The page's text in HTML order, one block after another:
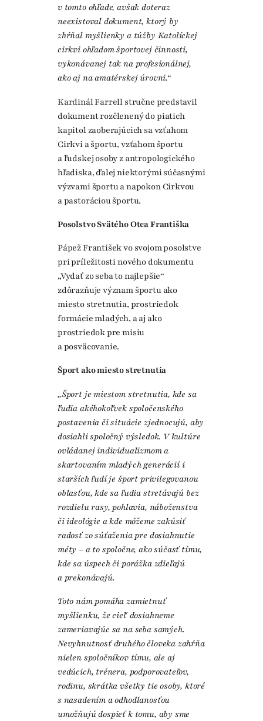
v tomto ohľade, avšak doteraz
neexistoval dokument, ktorý by
zhŕňal myšlienky a túžby Katolíckej
cirkvi ohľadom športovej činnosti,
vykonávanej tak na profesionálnej,
ako aj na amatérskej úrovni.“
Kardinál Farrell stručne predstavil
dokument rozčlenený do piatich
kapitol zaoberajúcich sa vzťahom
Cirkvi a športu, vzťahom športu
a ľudskej osoby z antropologického
hľadiska, ďalej niektorými súčasnými
výzvami športu a napokon Cirkvou
a pastoráciou športu.
Posolstvo Svätého Otca Františka
Pápež František vo svojom posolstve
pri príležitosti nového dokumentu
„Vydať zo seba to najlepšie“
zdôrazňuje význam športu ako
miesto stretnutia, prostriedok
formácie mladých, a aj ako
prostriedok pre misiu
a posväcovanie.
Šport ako miesto stretnutia
„Šport je miestom stretnutia, kde sa
ľudia akéhokoľvek spoločenského
postavenia či situácie zjednocujú, aby
dosiahli spoločný výsledok. V kultúre
ovládanej individualizmom a
skartovaním mladých generácií i
starších ľudí je šport privilegovanou
oblasťou, kde sa ľudia stretávajú bez
rozdielu rasy, pohlavia, náboženstva
či ideológie a kde môžeme zakúsiť
radosť zo súťaženia pre dosiahnutie
méty – a to spoločne, ako súčasť tímu,
kde sa úspech či porážka zdieľajú
a prekonávajú.
Toto nám pomáha zamietnuť
myšlienku, že cieľ dosiahneme
zameriavajúc sa na seba samých.
Nevyhnutnosť druhého človeka zahŕňa
nielen spoločníkov tímu, ale aj
vedúcich, trénera, podporovateľov,
rodinu, skrátka všetky tie osoby, ktoré
s nasadením a odhodlanosťou
umožňujú dospieť k tomu, aby sme